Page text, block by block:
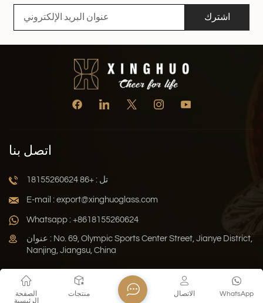
اشترك
اتصل بنا
تل : +86 18155260624
E-mail : export@xinghuoglass.com
Whatsapp : +8618155260624
عنوان : No. 69, Olympic Sports Center Street, Jianye District,
Nanjing, Jiangsu, China
Xml سياسة الخصوصية المدونة
خريطة الموقع
الصفحة
الرئيسية
منتجات WhatsApp الاتصال